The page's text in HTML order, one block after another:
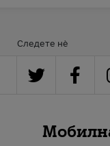
Следете нè